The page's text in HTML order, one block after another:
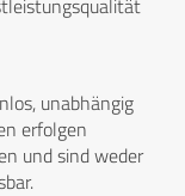
unabhängig
erfolgen
und sind weder